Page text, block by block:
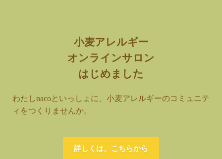
小麦アレルギー
オンラインサロン
はじめました
わたしnacoといっしょに、小麦アレルギーのコミュニテ
ィをつくりませんか。
詳しくは、こちらから